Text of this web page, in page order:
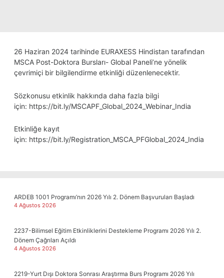
26 Haziran 2024 tarihinde EURAXESS Hindistan tarafından
MSCA Post-Doktora Bursları- Global Paneli’ne yönelik
çevrimiçi bir bilgilendirme etkinliği düzenlenecektir.
Sözkonusu etkinlik hakkında daha fazla bilgi
için: https://bit.ly/MSCAPF_Global_2024_Webinar_India
Etkinliğe kayıt
için: https://bit.ly/Registration_MSCA_PFGlobal_2024_India
ARDEB 1001 Programı’nın 2026 Yılı 2. Dönem Başvuruları Başladı
4 Ağustos 2026
2237-Bilimsel Eğitim Etkinliklerini Destekleme Programı 2026 Yılı 2.
Dönem Çağrıları Açıldı
4 Ağustos 2026
2219-Yurt Dışı Doktora Sonrası Araştırma Burs Programı 2026 Yılı